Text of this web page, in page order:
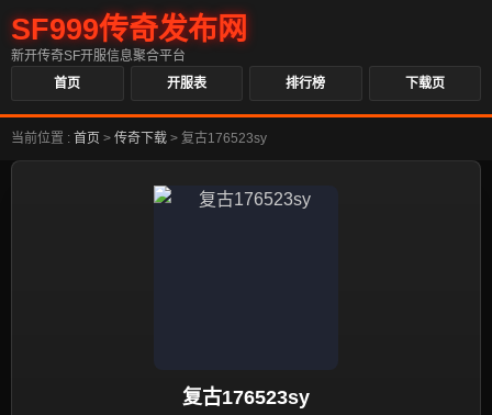
SF999传奇发布网
新开传奇SF开服信息聚合平台
首页
开服表 排行榜 下载页
当前位置 : 首页 > 传奇下载 > 复古176523sy
复古176523sy